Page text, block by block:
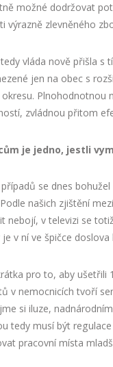
možné dodržovat
výrazně zlevněného
vláda nově přišla s
jen na obec s
okresu. Plnohodnotnou
zvládnou přitom
je jedno, jestli
se dnes
našich zjištění
nebojí, v televizi se
je v ní ve špičce doslova
pro to, aby ušetřili
v nemocnicích tvoří
si iluze,
tedy musí být
pracovní místa